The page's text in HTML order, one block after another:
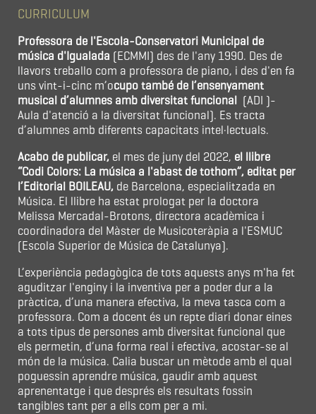
CURRICULUM
Professora de l'Escola-Conservatori Municipal de
música d'Igualada (ECMMI) des de l'any 1990. Des de
llavors treballo com a professora de piano, i des d'en fa
uns vint-i-cinc m’ocupo també de l’ensenyament
musical d’alumnes amb diversitat funcional (ADI )-
Aula d'atenció a la diversitat funcional). Es tracta
d’alumnes amb diferents capacitats intel·lectuals.
Acabo de publicar, el mes de juny del 2022, el llibre
“Codi Colors: La música a l'abast de tothom”, editat per
l’Editorial BOILEAU, de Barcelona, especialitzada en
Música. El llibre ha estat prologat per la doctora
Melissa Mercadal-Brotons, directora acadèmica i
coordinadora del Màster de Musicoteràpia a l'ESMUC
(Escola Superior de Música de Catalunya).
L’experiència pedagògica de tots aquests anys m'ha fet
aguditzar l'enginy i la inventiva per a poder dur a la
pràctica, d’una manera efectiva, la meva tasca com a
professora. Com a docent és un repte diari donar eines
a tots tipus de persones amb diversitat funcional que
els permetin, d’una forma real i efectiva, acostar-se al
món de la música. Calia buscar un mètode amb el qual
poguessin aprendre música, gaudir amb aquest
aprenentatge i que després els resultats fossin
tangibles tant per a ells com per a mi.